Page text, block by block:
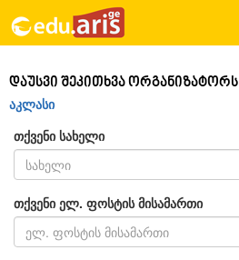
დაუსვი შეკითხვა ორგანიზატორს
აკლასი
თქვენი სახელი
თქვენი ელ. ფოსტის მისამართი